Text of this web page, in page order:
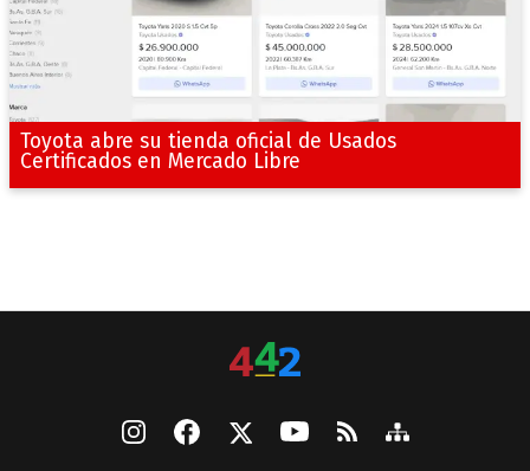
Toyota abre su tienda oficial de Usados
Certificados en Mercado Libre